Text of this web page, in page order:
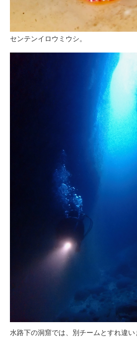
センテンイロウミウシ。
水路下の洞窟では、別チームとすれ違い